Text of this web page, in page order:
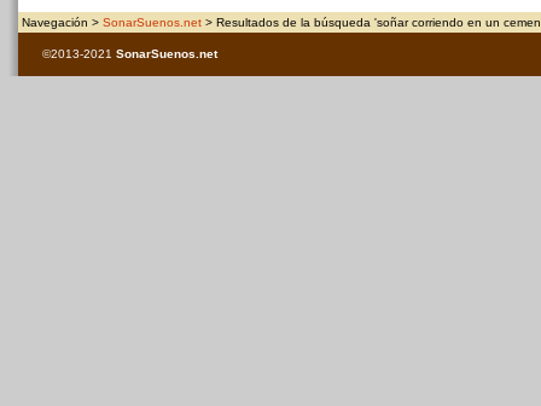
Navegación > SonarSuenos.net > Resultados de la búsqueda 'soñar corriendo en un
©2013-2021 SonarSuenos .net